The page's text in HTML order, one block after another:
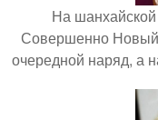
На
Совершенно Новый
очередной наряд, а